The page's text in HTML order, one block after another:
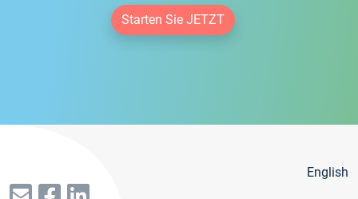
Starten Sie JETZT
English